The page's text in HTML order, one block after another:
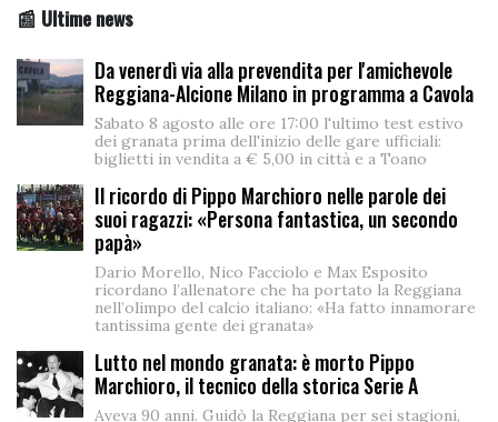
📰 Ultime news
Da venerdì via alla prevendita per l'amichevole
Reggiana-Alcione Milano in programma a Cavola
Sabato 8 agosto alle ore 17:00 l'ultimo test estivo
dei granata prima dell'inizio delle gare ufficiali:
biglietti in vendita a € 5,00 in città e a Toano
Il ricordo di Pippo Marchioro nelle parole dei
suoi ragazzi: «Persona fantastica, un secondo
papà»
Dario Morello, Nico Facciolo e Max Esposito
ricordano l’allenatore che ha portato la Reggiana
nell’olimpo del calcio italiano: «Ha fatto innamorare
tantissima gente dei granata»
Lutto nel mondo granata: è morto Pippo
Marchioro, il tecnico della storica Serie A
Aveva 90 anni. Guidò la Reggiana per sei stagioni,